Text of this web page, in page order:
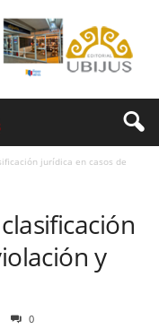
jurídica en casos de
y
0